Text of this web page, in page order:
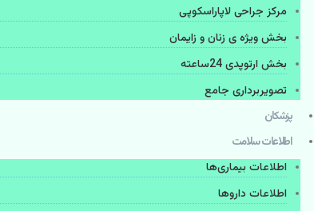
مرکز جراحی لاپاراسکوپی
بخش ویژه ی زنان و زایمان
بخش ارتوپدی 24ساعته
تصویربرداری جامع
پزشكان
اطلاعات سلامت
اطلاعات بیماری‌ها
اطلاعات دارو‌ها